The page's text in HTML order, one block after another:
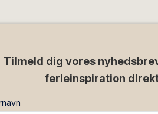
Tilmeld dig vores
ferieinspiration